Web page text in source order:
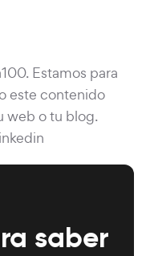
Estamos para
este contenido
web o tu blog.
saber